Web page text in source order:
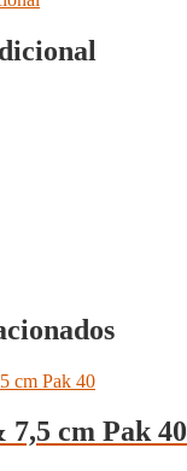
7,5 cm Pak 40